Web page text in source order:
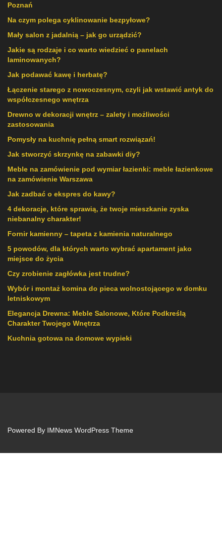
Poznań
Na czym polega cyklinowanie bezpyłowe?
Mały salon z jadalnią – jak go urządzić?
Jakie są rodzaje i co warto wiedzieć o panelach
laminowanych?
Jak podawać kawę i herbatę?
Łączenie starego z nowoczesnym, czyli jak wstawić antyk do
współczesnego wnętrza
Drewno w dekoracji wnętrz – zalety i możliwości
zastosowania
Pomysły na kuchnię pełną smart rozwiązań!
Jak stworzyć skrzynkę na zabawki diy?
Meble na zamówienie pod wymiar łazienki: meble łazienkowe
na zamówienie Warszawa
Jak zadbać o ekspres do kawy?
4 dekoracje, które sprawią, że twoje mieszkanie zyska
niebanalny charakter!
Fornir kamienny – tapeta z kamienia naturalnego
5 powodów, dla których warto wybrać apartament jako
miejsce do życia
Czy zrobienie zagłówka jest trudne?
Wybór i montaż komina do pieca wolnostojącego w domku
letniskowym
Elegancja Drewna: Meble Salonowe, Które Podkreślą
Charakter Twojego Wnętrza
Kuchnia gotowa na domowe wypieki
Powered By IMNews WordPress Theme